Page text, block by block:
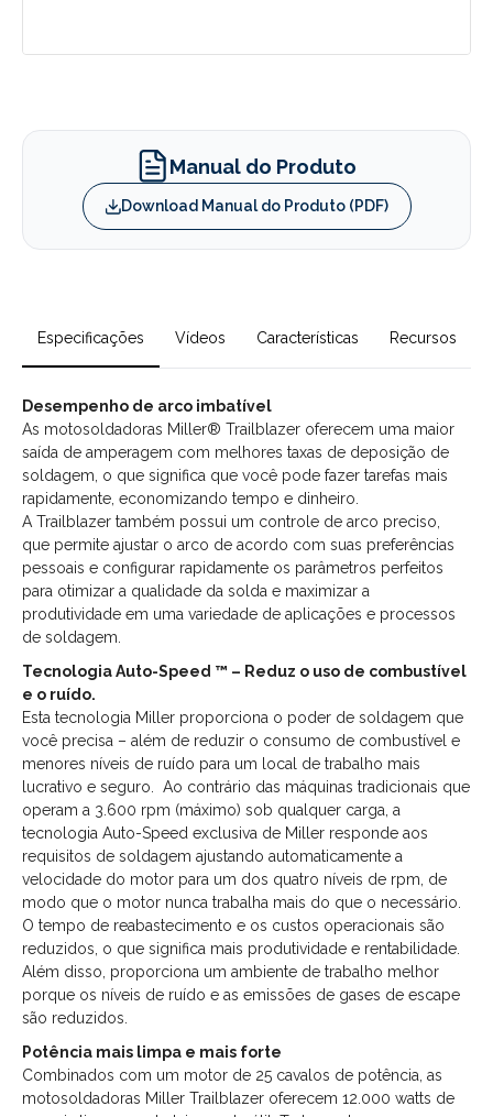
Manual do Produto
Download Manual do Produto (PDF)
Especificações Vídeos Características Recursos
Desempenho de arco imbatível
As motosoldadoras Miller® Trailblazer oferecem uma maior
saída de amperagem com melhores taxas de deposição de
soldagem, o que significa que você pode fazer tarefas mais
rapidamente, economizando tempo e dinheiro.
A Trailblazer também possui um controle de arco preciso,
que permite ajustar o arco de acordo com suas preferências
pessoais e configurar rapidamente os parâmetros perfeitos
para otimizar a qualidade da solda e maximizar a
produtividade em uma variedade de aplicações e processos
de soldagem.
Tecnologia Auto-Speed ™ – Reduz o uso de combustível
e o ruído.
Esta tecnologia Miller proporciona o poder de soldagem que
você precisa – além de reduzir o consumo de combustível e
menores níveis de ruído para um local de trabalho mais
lucrativo e seguro. Ao contrário das máquinas tradicionais que
operam a 3.600 rpm (máximo) sob qualquer carga, a
tecnologia Auto-Speed exclusiva de Miller responde aos
requisitos de soldagem ajustando automaticamente a
velocidade do motor para um dos quatro níveis de rpm, de
modo que o motor nunca trabalha mais do que o necessário.
O tempo de reabastecimento e os custos operacionais são
reduzidos, o que significa mais produtividade e rentabilidade.
Além disso, proporciona um ambiente de trabalho melhor
porque os níveis de ruído e as emissões de gases de escape
são reduzidos.
Potência mais limpa e mais forte
Combinados com um motor de 25 cavalos de potência, as
motosoldadoras Miller Trailblazer oferecem 12.000 watts de